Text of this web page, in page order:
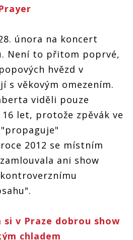
února na koncert
Není to přitom poprvé,
hvězd v
s věkovým omezením.
viděli pouze
let, protože zpěvák ve
2012 se místním
ani show
si v Praze dobrou show
chladem